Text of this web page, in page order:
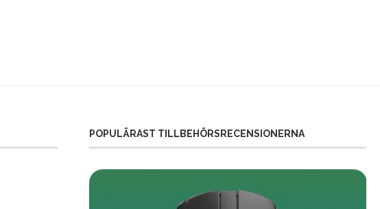
POPULÄRAST TILLBEHÖRSRECENSIONERNA